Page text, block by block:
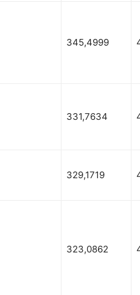
345,4999
331,7634
329,1719
323,0862